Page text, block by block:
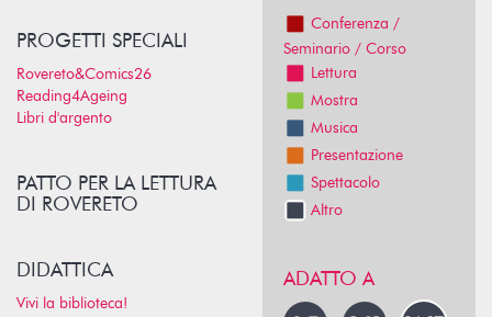
PROGETTI SPECIALI
Rovereto&Comics26
Reading4Ageing
Libri d'argento
PATTO PER LA LETTURA
DI ROVERETO
DIDATTICA
Vivi la biblioteca!
Conferenza /
Seminario / Corso
Lettura
Mostra
Musica
Presentazione
Spettacolo
Altro
ADATTO A